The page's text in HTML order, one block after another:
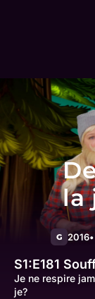
la
G 2016
S1:E181
Je ne respire
je?